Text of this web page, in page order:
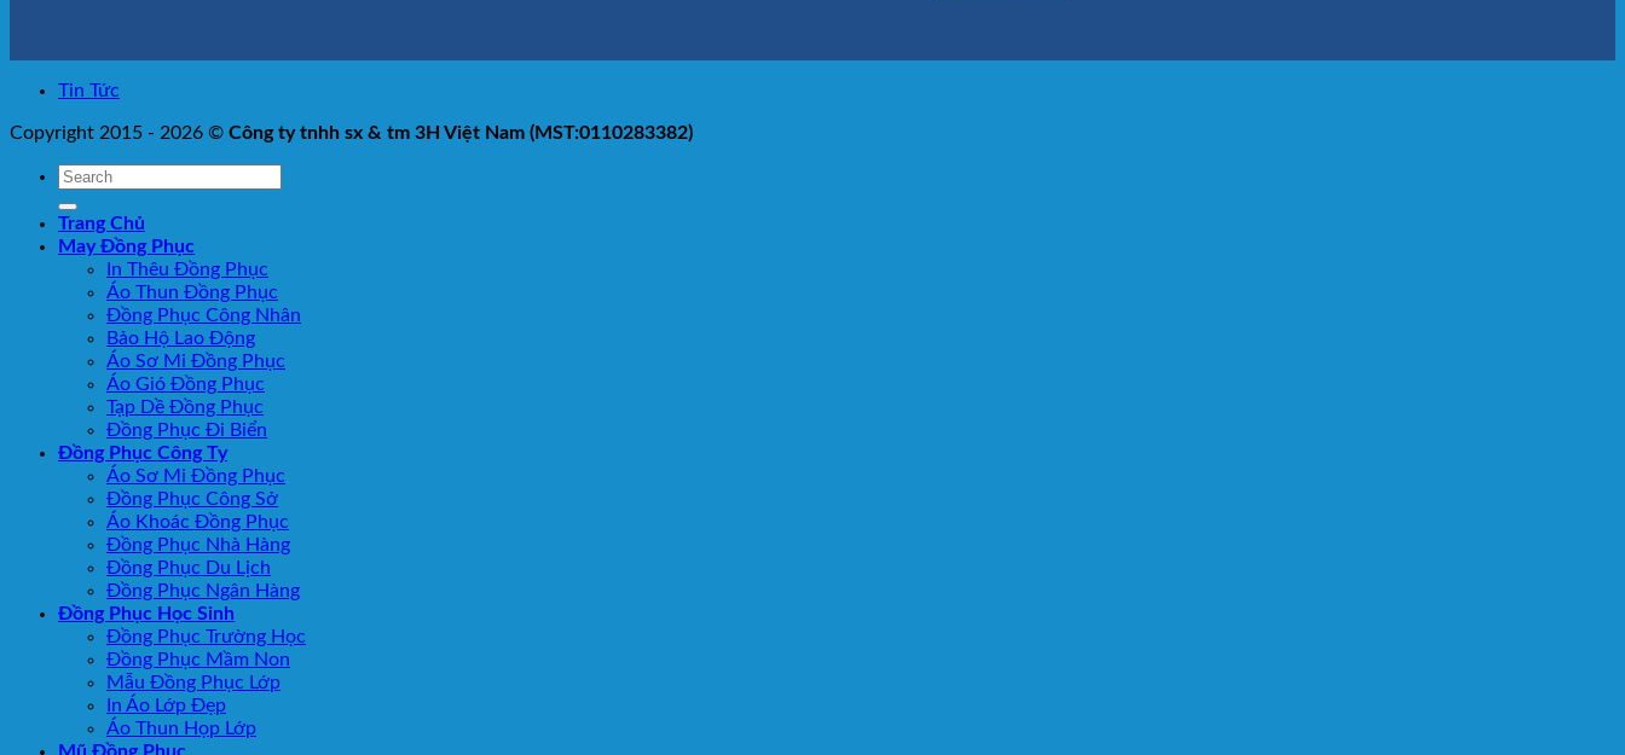
Tin Tức
Copyright 2015 - 2026 © Công ty tnhh sx & tm 3H Việt Nam (MST:0110283382)
Trang Chủ
May Đồng Phục
In Thêu Đồng Phục
Áo Thun Đồng Phục
Đồng Phục Công Nhân
Bảo Hộ Lao Động
Áo Sơ Mi Đồng Phục
Áo Gió Đồng Phục
Tạp Dề Đồng Phục
Đồng Phục Đi Biển
Đồng Phục Công Ty
Áo Sơ Mi Đồng Phục
Đồng Phục Công Sở
Áo Khoác Đồng Phục
Đồng Phục Nhà Hàng
Đồng Phục Du Lịch
Đồng Phục Ngân Hàng
Đồng Phục Học Sinh
Đồng Phục Trường Học
Đồng Phục Mầm Non
Mẫu Đồng Phục Lớp
In Áo Lớp Đẹp
Áo Thun Họp Lớp